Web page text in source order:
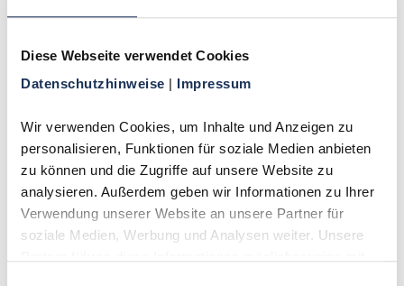
Diese Webseite verwendet Cookies
Datenschutzhinweise | Impressum
Wir verwenden Cookies, um Inhalte und Anzeigen zu
personalisieren, Funktionen für soziale Medien anbieten
zu können und die Zugriffe auf unsere Website zu
analysieren. Außerdem geben wir Informationen zu Ihrer
Verwendung unserer Website an unsere Partner für
soziale Medien, Werbung und Analysen weiter. Unsere
Beispielsweise wären auf einem Porträt die
eines Wappentiers gleichermaßen schwach
Was versteht man unter einer „Stempelfüllung“
(Grease-filled Die)?